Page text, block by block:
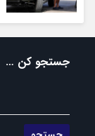
جستجو کن …